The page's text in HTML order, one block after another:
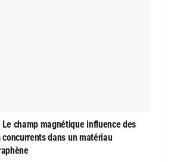
Le champ magnétique influence des
dans un matériau